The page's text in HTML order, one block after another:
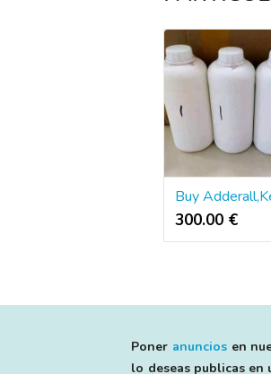
300.00 €
Poner anuncios en
lo deseas publicas